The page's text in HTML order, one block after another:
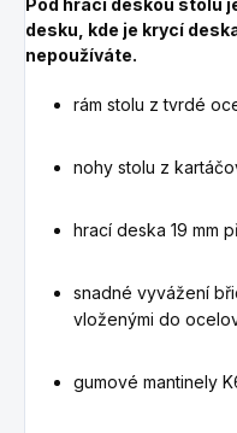
Pod hrací deskou stolu
desku, kde je krycí
nepoužíváte.
rám stolu z tvrdé
nohy stolu z
hrací deska 19 mm
snadné vyvážení
vloženými do
gumové mantinely